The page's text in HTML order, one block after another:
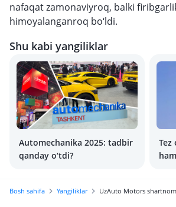
nafaqat zamonaviyroq, balki
himoyalanganroq bo‘ldi.
Shu kabi yangiliklar
Automechanika 2025: tadbir
qanday o‘tdi?
Tez
Bosh sahifa Yangiliklar UzAuto Motors